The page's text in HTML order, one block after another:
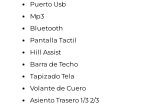
Puerto Usb
Mp3
Bluetooth
Pantalla Tactil
Hill Assist
Barra de Techo
Tapizado Tela
Volante de Cuero
Asiento Trasero 1/3 2/3